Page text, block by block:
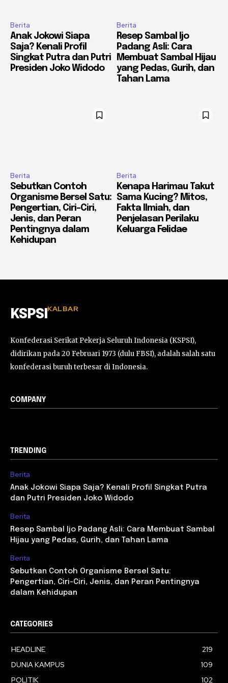
Berita
Anak Jokowi Siapa
Saja? Kenali Profil
Singkat Putra dan Putri
Presiden Joko Widodo
Berita
Resep Sambal Ijo
Padang Asli: Cara
Membuat Sambal Hijau
yang Pedas, Gurih, dan
Tahan Lama
Berita
Sebutkan Contoh
Organisme Bersel Satu:
Pengertian, Ciri-Ciri,
Jenis, dan Peran
Pentingnya dalam
Kehidupan
Berita
Kenapa Harimau Takut
Sama Kucing? Mitos,
Fakta Ilmiah, dan
Penjelasan Perilaku
Keluarga Felidae
KSPSI KALBAR
Konfederasi Serikat Pekerja Seluruh Indonesia (KSPSI),
didirikan pada 20 Februari 1973 (dulu FBSI), adalah salah satu
konfederasi buruh terbesar di Indonesia.
COMPANY
TRENDING
Berita
Anak Jokowi Siapa Saja? Kenali Profil Singkat Putra
dan Putri Presiden Joko Widodo
Berita
Resep Sambal Ijo Padang Asli: Cara Membuat Sambal
Hijau yang Pedas, Gurih, dan Tahan Lama
Berita
Sebutkan Contoh Organisme Bersel Satu:
Pengertian, Ciri-Ciri, Jenis, dan Peran Pentingnya
dalam Kehidupan
CATEGORIES
HEADLINE
219
DUNIA KAMPUS
109
POLITIK
102